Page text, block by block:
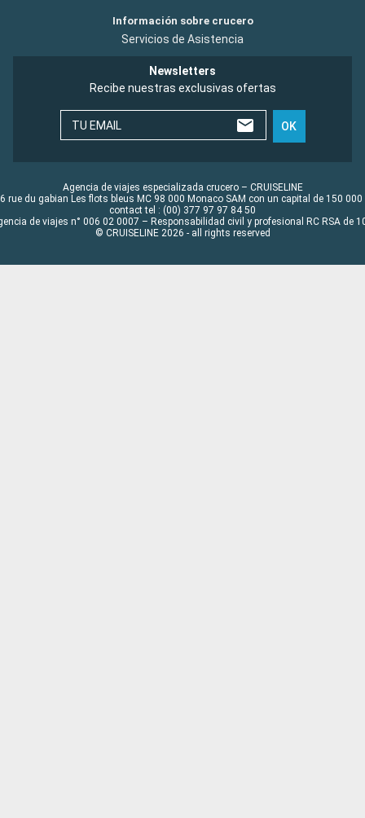
Información sobre crucero
Servicios de Asistencia
Newsletters
Recibe nuestras exclusivas ofertas
TU EMAIL OK
Agencia de viajes especializada crucero – CRUISELINE
rue du gabian Les flots bleus MC 98 000 Monaco SAM con un capital de 150 000
contact tel : (00) 377 97 97 84 50
de viajes n° 006 02 0007 – Responsabilidad civil y profesional RC RSA de
© CRUISELINE 2026 - all rights reserved